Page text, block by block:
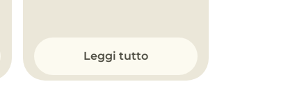
Leggi tutto